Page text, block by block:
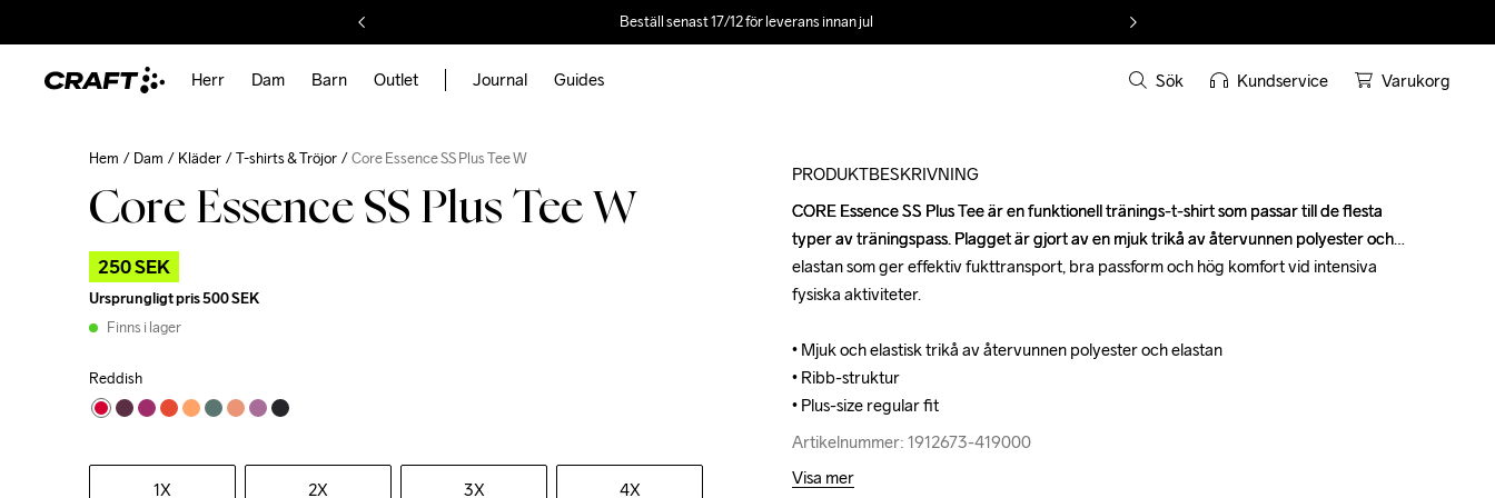
Beställ senast 17/12 för leverans innan jul
Herr Dam Barn Outlet Journal Guides Sök Kundservice Varukorg
Hem Dam Kläder T-shirts & Tröjor Core Essence SS Plus Tee W
Core Essence SS Plus Tee W
250 SEK
Ursprungligt pris500 SEK
Finns i lager
Reddish
1X 2X 3X 4X
PRODUKTBESKRIVNING
CORE Essence SS Plus Tee är en funktionell tränings-t-shirt som passar till de flesta
typer av träningspass. Plagget är gjort av en mjuk trikå av återvunnen polyester och
elastan som ger effektiv fukttransport, bra passform och hög komfort vid intensiva
fysiska aktiviteter.
• Mjuk och elastisk trikå av återvunnen polyester och elastan
• Ribb-struktur
• Plus-size regular fit
Artikelnummer: 1912673-419000
CORE Essence SS Plus Tee är en funktionell tränings-t-shirt som passar till de flesta
typer av träningspass. Plagget är gjort av en mjuk trikå av återvunnen polyester och
elastan som ger effektiv fukttransport, bra passform och hög komfort vid intensiva
fysiska aktiviteter.
• Mjuk och elastisk trikå av återvunnen polyester och elastan
• Ribb-struktur
• Plus-size regular fit
Artikelnummer: 1912673-419000
Visa mer